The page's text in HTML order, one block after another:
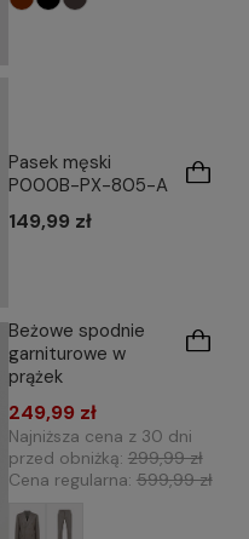
Pasek męski
P000B-PX-805-A
149,99 zł
Beżowe spodnie
garniturowe w
prążek
249,99 zł
Najniższa cena z 30 dni
przed obniżką: 299,99 zł
Cena regularna: 599,99 zł